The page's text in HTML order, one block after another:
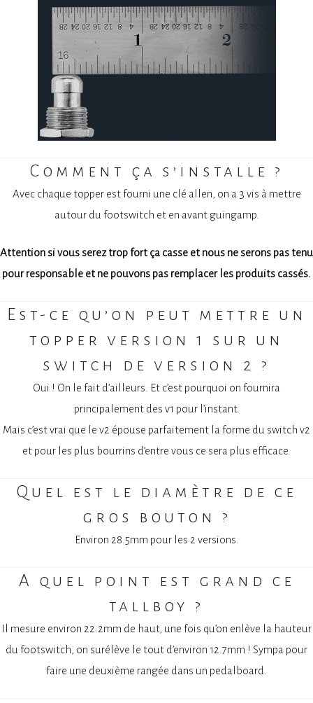
Comment ça s’installe ?
Avec chaque topper est fourni une clé allen, on a 3 vis à mettre
autour du footswitch et en avant guingamp.
Attention si vous serez trop fort ça casse et nous ne serons pas tenu
pour responsable et ne pouvons pas remplacer les produits cassés.
Est-ce qu’on peut mettre un
topper version 1 sur un
switch de version 2 ?
Oui ! On le fait d’ailleurs. Et c’est pourquoi on fournira
principalement des v1 pour l’instant.
Mais c’est vrai que le v2 épouse parfaitement la forme du switch v2
et pour les plus bourrins d’entre vous ce sera plus efficace.
Quel est le diamètre de ce
gros bouton ?
Environ 28.5mm pour les 2 versions.
A quel point est grand ce
tallboy ?
Il mesure environ 22.2mm de haut, une fois qu’on enlève la hauteur
du footswitch, on surélève le tout d’environ 12.7mm ! Sympa pour
faire une deuxième rangée dans un pedalboard.